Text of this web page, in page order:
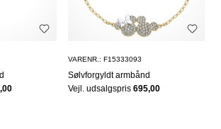
VARENR.: F15333093
Sølvforgyldt armbånd
Vejl. udsalgspris695,00